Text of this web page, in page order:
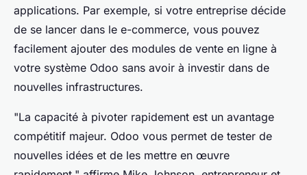
applications. Par exemple, si votre entreprise décide
de se lancer dans le e-commerce, vous pouvez
facilement ajouter des modules de vente en ligne à
votre système Odoo sans avoir à investir dans de
nouvelles infrastructures.
"La capacité à pivoter rapidement est un avantage
compétitif majeur. Odoo vous permet de tester de
nouvelles idées et de les mettre en œuvre